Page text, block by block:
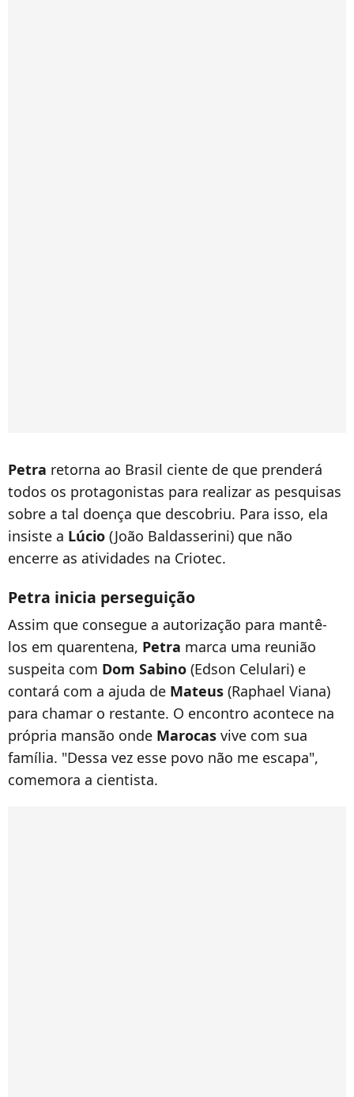
Petra retorna ao Brasil ciente de que prenderá
todos os protagonistas para realizar as pesquisas
sobre a tal doença que descobriu. Para isso, ela
insiste a Lúcio (João Baldasserini) que não
encerre as atividades na Criotec.
Petra inicia perseguição
Assim que consegue a autorização para mantê-
los em quarentena, Petra marca uma reunião
suspeita com Dom Sabino (Edson Celulari) e
contará com a ajuda de Mateus (Raphael Viana)
para chamar o restante. O encontro acontece na
própria mansão onde Marocas vive com sua
família. "Dessa vez esse povo não me escapa",
comemora a cientista.